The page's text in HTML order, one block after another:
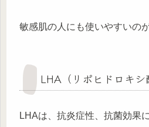
敏感肌の人にも使いやすいの
LHA（リポヒドロキシ
LHAは、抗炎症性、抗菌効果